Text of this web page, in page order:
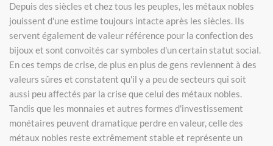
Depuis des siècles et chez tous les peuples, les métaux nobles
jouissent d'une estime toujours intacte après les siècles. Ils
servent également de valeur référence pour la confection des
bijoux et sont convoités car symboles d'un certain statut social.
En ces temps de crise, de plus en plus de gens reviennent à des
valeurs sûres et constatent qu'il y a peu de secteurs qui soit
aussi peu affectés par la crise que celui des métaux nobles.
Tandis que les monnaies et autres formes d'investissement
monétaires peuvent dramatique perdre en valeur, celle des
métaux nobles reste extrêmement stable et représente un